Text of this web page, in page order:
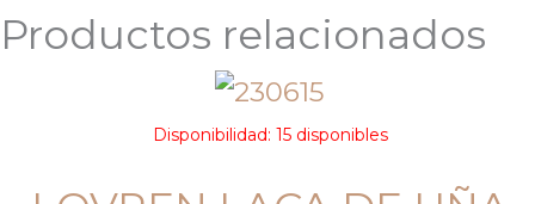
Productos relacionados
Disponibilidad: 15 disponibles